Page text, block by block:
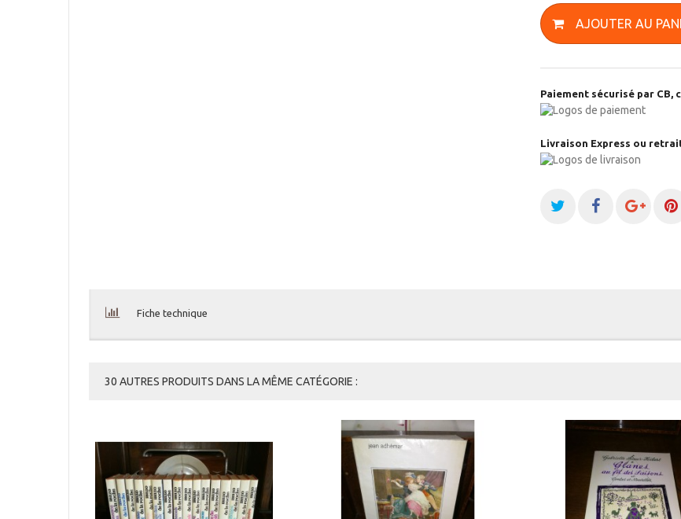
AJOUTER AU
Paiement sécurisé par CB,
Livraison Express ou
Fiche technique
30 AUTRES PRODUITS DANS LA MÊME CATÉGORIE :